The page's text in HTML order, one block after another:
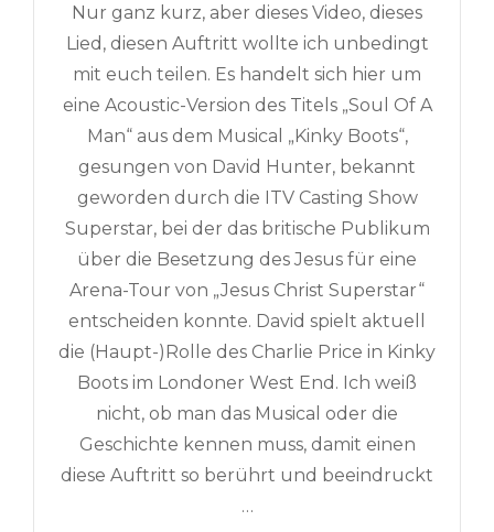
Nur ganz kurz, aber dieses Video, dieses
Lied, diesen Auftritt wollte ich unbedingt
mit euch teilen. Es handelt sich hier um
eine Acoustic-Version des Titels „Soul Of A
Man“ aus dem Musical „Kinky Boots“,
gesungen von David Hunter, bekannt
geworden durch die ITV Casting Show
Superstar, bei der das britische Publikum
über die Besetzung des Jesus für eine
Arena-Tour von „Jesus Christ Superstar“
entscheiden konnte. David spielt aktuell
die (Haupt-)Rolle des Charlie Price in Kinky
Boots im Londoner West End. Ich weiß
nicht, ob man das Musical oder die
Geschichte kennen muss, damit einen
diese Auftritt so berührt und beeindruckt
…